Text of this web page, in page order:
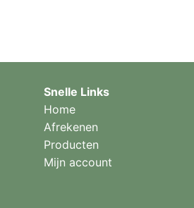
Snelle Links
Home
Afrekenen
Producten
Mijn account